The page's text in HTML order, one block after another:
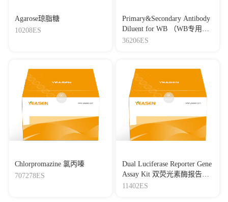
Agarose琼脂糖
10208ES
Primary&Secondary Antibody
Diluent for WB （WB专用一
抗二抗稀释液）
36206ES
Chlorpromazine 氯丙嗪
707278ES
Dual Luciferase Reporter Gene
Assay Kit 双荧光素酶报告基
因检测试剂盒
11402ES